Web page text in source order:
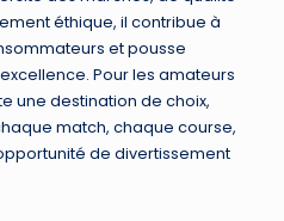
éthique, il contribue à
et pousse
Pour les amateurs
une destination de choix,
match, chaque course,
de divertissement